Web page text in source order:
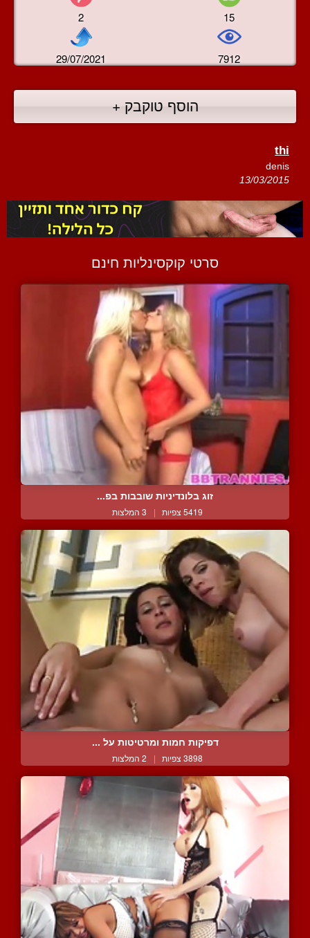
2 15
29/07/2021 7912
הוסף טוקבק +
thi
denis
13/03/2015
סרטי קוקסינליות חינם
זוג בלונדיניות שובבות בפ...
5419 צפיות | 3 המלצות
דפיקות חמות ומרטיטות על ...
3898 צפיות | 2 המלצות